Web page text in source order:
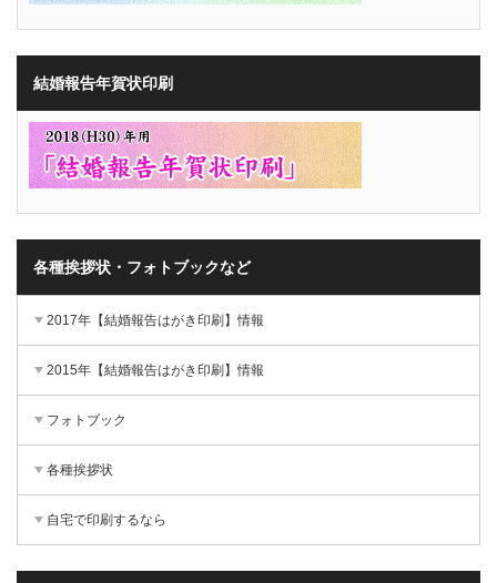
結婚報告年賀状印刷
各種挨拶状・フォトブックなど
2017年【結婚報告はがき印刷】情報
2015年【結婚報告はがき印刷】情報
フォトブック
各種挨拶状
自宅で印刷するなら